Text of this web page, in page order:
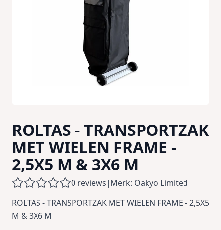
ROLTAS - TRANSPORTZAK
MET WIELEN FRAME -
2,5X5 M & 3X6 M
0 reviews| Merk: Oakyo Limited
ROLTAS - TRANSPORTZAK MET WIELEN FRAME - 2,5X5
M & 3X6 M